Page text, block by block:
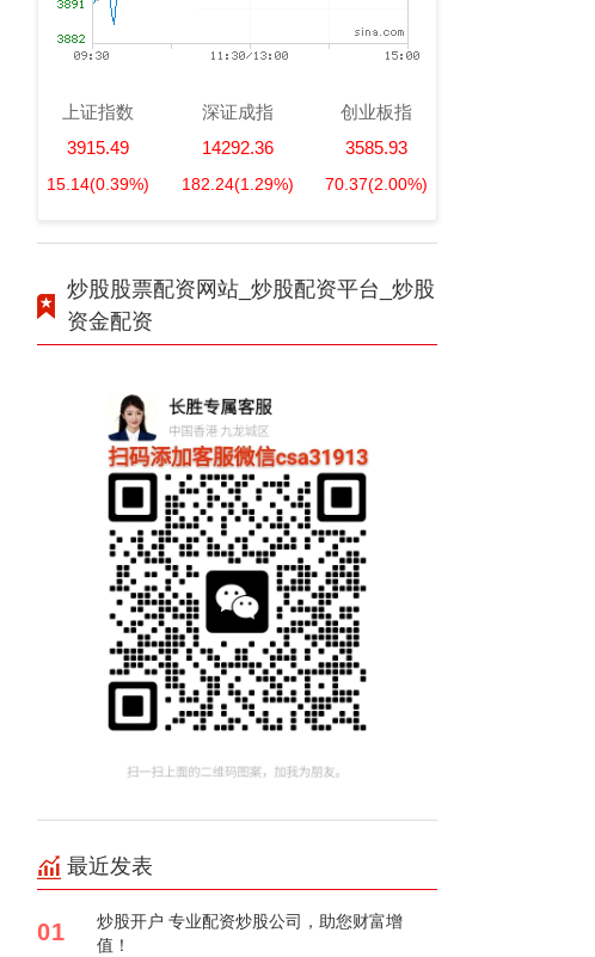
上证指数
3915.49
15.14(0.39%)
深证成指
14292.36
182.24(1.29%)
创业板指
3585.93
70.37(2.00%)
炒股股票配资网站_炒股配资平台_炒股
资金配资
最近发表
01
炒股开户 专业配资炒股公司，助您财富增
值！